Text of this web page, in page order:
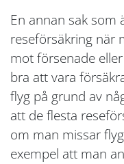
En annan sak som
reseförsäkring när
mot försenade
bra att vara
flyg på grund av
att de flesta
om man missar
exempel att man